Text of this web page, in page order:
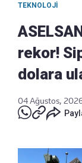
TEKNOLOJI
rekor!
dolara
04 Ağustos,